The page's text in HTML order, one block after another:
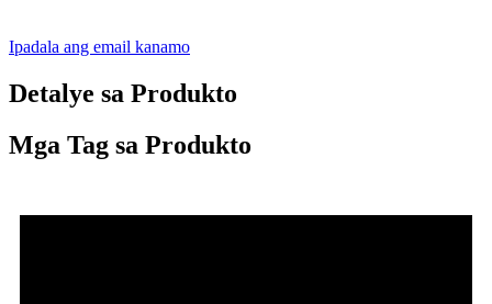
Ipadala ang email kanamo
Detalye sa Produkto
Mga Tag sa Produkto